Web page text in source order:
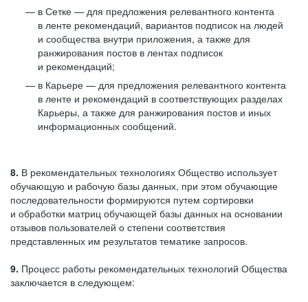
в Сетке — для предложения релевантного контента
в ленте рекомендаций, вариантов подписок на людей
и сообщества внутри приложения, а также для
ранжирования постов в лентах подписок
и рекомендаций;
в Карьере — для предложения релевантного контента
в ленте и рекомендаций в соответствующих разделах
Карьеры, а также для ранжирования постов и иных
информационных сообщений.
8. В рекомендательных технологиях Общество использует
обучающую и рабочую базы данных, при этом обучающие
последовательности формируются путем сортировки
и обработки матриц обучающей базы данных на основании
отзывов пользователей о степени соответствия
представленных им результатов тематике запросов.
9. Процесс работы рекомендательных технологий Общества
заключается в следующем: